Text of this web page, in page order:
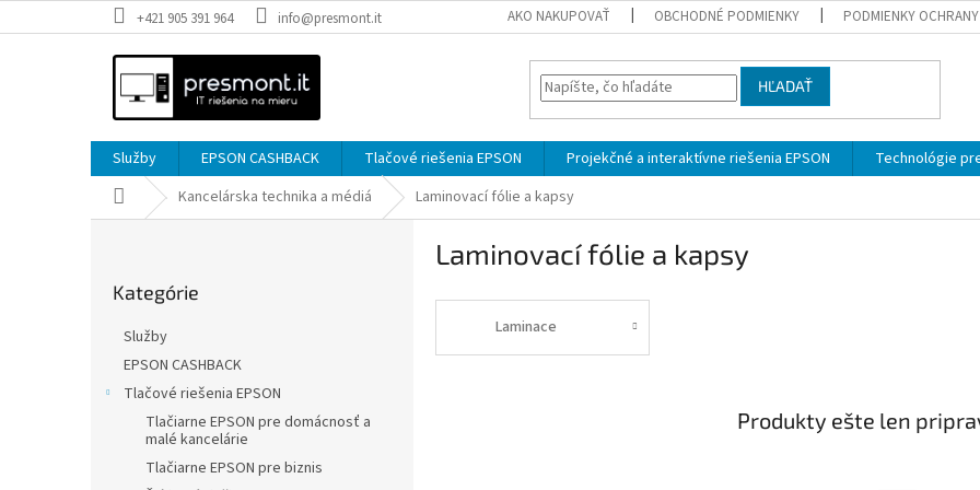
na
+421 905 391 964 info@presmont.it AKO NAKUPOVAŤ OBCHODNÉ PODMIENKY PODMIENKY OCHRANY
HĽADAŤ
Služby EPSON CASHBACK Tlačové riešenia EPSON Projekčné a interaktívne riešenia EPSON Technológie
DomovKancelárska technika a médiá Laminovací fólie a kapsy
kategórie
Kategórie
Služby
EPSON CASHBACK
Tlačové riešenia EPSON
Tlačiarne EPSON pre domácnosť a
malé kancelárie
Tlačiarne EPSON pre biznis
Laminovací fólie a kapsy
Laminace
Produkty ešte len